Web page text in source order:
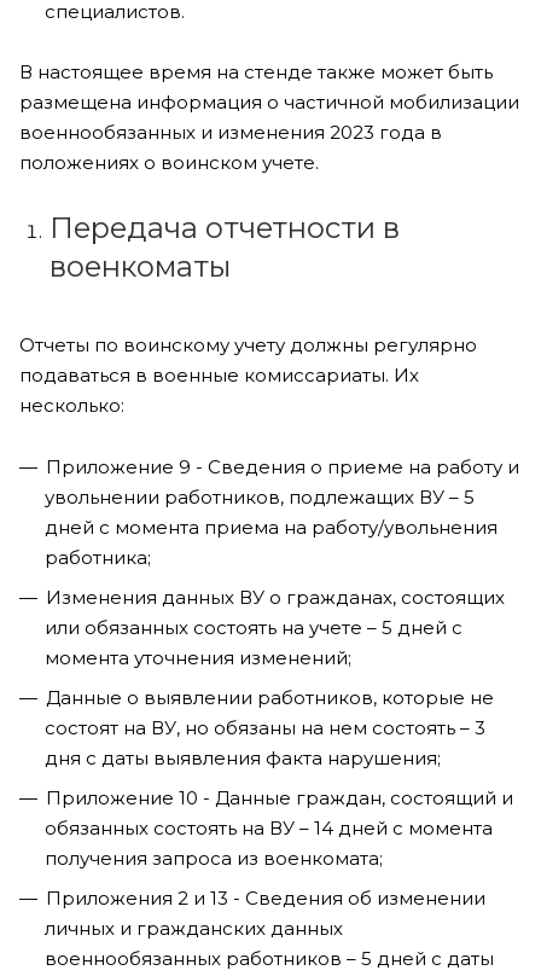
специалистов.
В настоящее время на стенде также может быть
размещена информация о частичной мобилизации
военнообязанных и изменения 2023 года в
положениях о воинском учете.
Передача отчетности в
военкоматы
Отчеты по воинскому учету должны регулярно
подаваться в военные комиссариаты. Их
несколько:
Приложение 9 - Сведения о приеме на работу и
увольнении работников, подлежащих ВУ – 5
дней с момента приема на работу/увольнения
работника;
Изменения данных ВУ о гражданах, состоящих
или обязанных состоять на учете – 5 дней с
момента уточнения изменений;
Данные о выявлении работников, которые не
состоят на ВУ, но обязаны на нем состоять – 3
дня с даты выявления факта нарушения;
Приложение 10 - Данные граждан, состоящий и
обязанных состоять на ВУ – 14 дней с момента
получения запроса из военкомата;
Приложения 2 и 13 - Сведения об изменении
личных и гражданских данных
военнообязанных работников – 5 дней с даты